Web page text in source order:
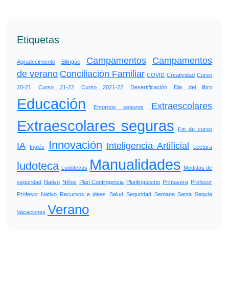
Etiquetas
Agradecimiento Bilingüe Campamentos
Campamentos
de verano Conciliación Familiar COVID Creatividad Curso
20-21
Curso 21-22 Curso 2021-22 Desertificación Dia del libro
Educación Entornos seguros Extraescolares
Extraescolares seguras Fin de curso
IA Inglés Innovación Inteligencia Artificial Lectura
ludoteca Ludotecas Manualidades Medidas de
seguridad Nativo Niños Plan Contingencia Plurilingüismo Primavera Profesor
Profesor Nativo Recursos e ideas Salud Seguridad Semana Santa Sequía
Vacaciones Verano